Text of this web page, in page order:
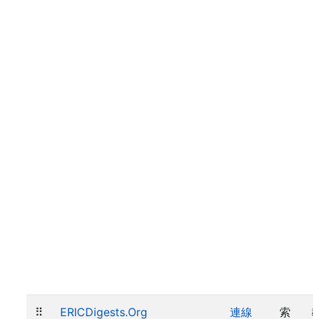
⠿ ERICDigests.Org 連線 索